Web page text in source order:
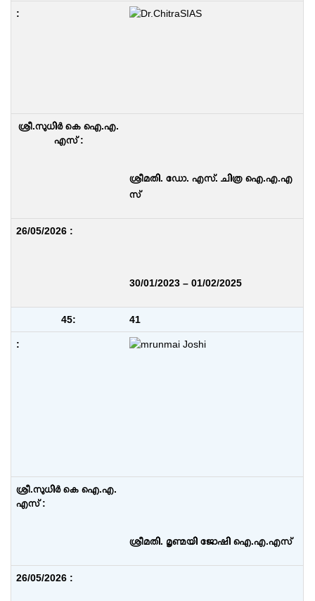
ശ്രീമതി. ഡോ. എസ്. ചിത്ര ഐ.എ.എ
സ്
30/01/2023 – 01/02/2025
41
ശ്രീമതി. മൃണ്മയി ജോഷി ഐ.എ.എസ്